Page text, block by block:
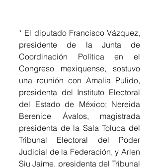
* El diputado Francisco Vázquez,
presidente de la Junta de
Coordinación Política en el
Congreso mexiquense, sostuvo
una reunión con Amalia Pulido,
presidenta del Instituto Electoral
del Estado de México; Nereida
Berenice Ávalos, magistrada
presidenta de la Sala Toluca del
Tribunal Electoral del Poder
Judicial de la Federación, y Arlen
Siu Jaime, presidenta del Tribunal